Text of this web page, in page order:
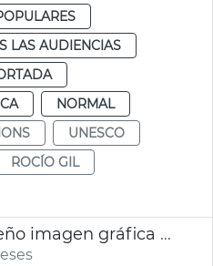
LAS AUDIENCIAS
NORMAL
UNESCO
ROCÍO GIL
Javier Valiente diseño imagen gráfica Gran Fira València